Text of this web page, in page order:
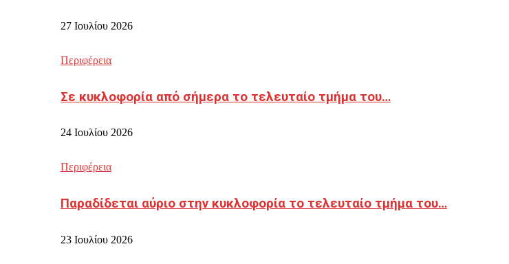
27 Ιουλίου 2026
Περιφέρεια
Σε κυκλοφορία από σήμερα το τελευταίο τμήμα του…
24 Ιουλίου 2026
Περιφέρεια
Παραδίδεται αύριο στην κυκλοφορία το τελευταίο τμήμα του…
23 Ιουλίου 2026